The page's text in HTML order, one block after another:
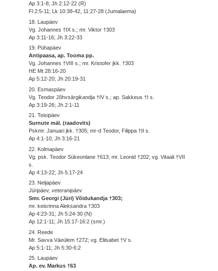
Ap 3:1-8; Jh 2:12-22 (R)
Fl 2:5-11; Lk 10:38-42, 11:27-28 (Jumalaema)
18. Laupäev
Vg. Johannes †IX s.; mr. Viktor †303
Ap 3:11-16; Jh 3:22-33
19. Pühapäev
Antipaasa, ap. Tooma pp.
Vg. Johannes †VIII s.; mr. Kristofer jkk. †303
HE Mt 28:16-20
Ap 5:12-20; Jh 20:19-31
20. Esmaspäev
Vg. Teodor Jõhvsärgikandja †IV s.; ap. Sakkeus †I s.
Ap 3:19-26; Jh 2:1-11
21. Teisipäev
Surnute mäl. (raadovits)
Pskmr. Januari jkk. †305; mr-d Teodor, Filippa †II s.
Ap 4:1-10; Jh 3:16-21
22. Kolmapäev
Vg. psk. Teodor Sükeonlane †613; mr. Leonid †202; vg. Vitaali †VII
s.
Ap 4:13-22; Jh 5:17-24
23. Neljapäev
Jüripäev, veteranipäev
Smr. Georgi (Jüri) Võidukandja †303;
mr. keisrinna Aleksandra †303
Ap 4:23-31; Jh 5:24-30 (N)
Ap 12:1-11; Jh 15:17-16:2 (smr.)
24. Reede
Mr. Savva Väeülem †272; vg. Eliisabet †V s.
Ap 5:1-11; Jh 5:30-6:2
25. Laupäev
Ap. ev. Markus †63